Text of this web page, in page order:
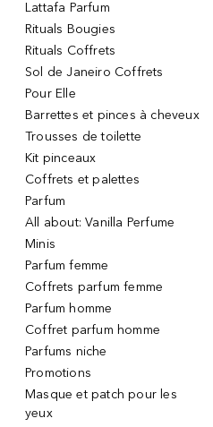
Lattafa Parfum
Rituals Bougies
Rituals Coffrets
Sol de Janeiro Coffrets
Pour Elle
Barrettes et pinces à cheveux
Trousses de toilette
Kit pinceaux
Coffrets et palettes
Parfum
All about: Vanilla Perfume
Minis
Parfum femme
Coffrets parfum femme
Parfum homme
Coffret parfum homme
Parfums niche
Promotions
Masque et patch pour les
yeux